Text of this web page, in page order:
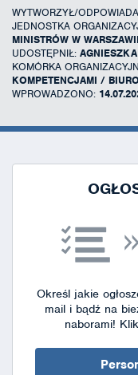
WYTWORZYŁ/
JEDNOSTKA
MINISTRÓW W
UDOSTĘPNIŁ:
KOMÓRKA
KOMPETENCJAMI /
WPROWADZONO:
Określ jakie
mail i bądź na
naborami!